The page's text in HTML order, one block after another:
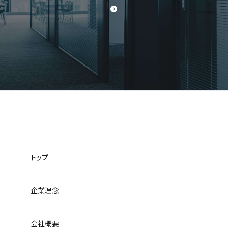
トップ
企業理念
会社概要